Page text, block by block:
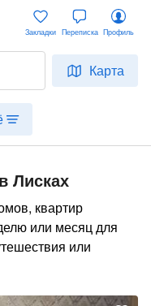
Карта
Закладки Переписка Профиль
Лисках
квартир
или месяц для
или